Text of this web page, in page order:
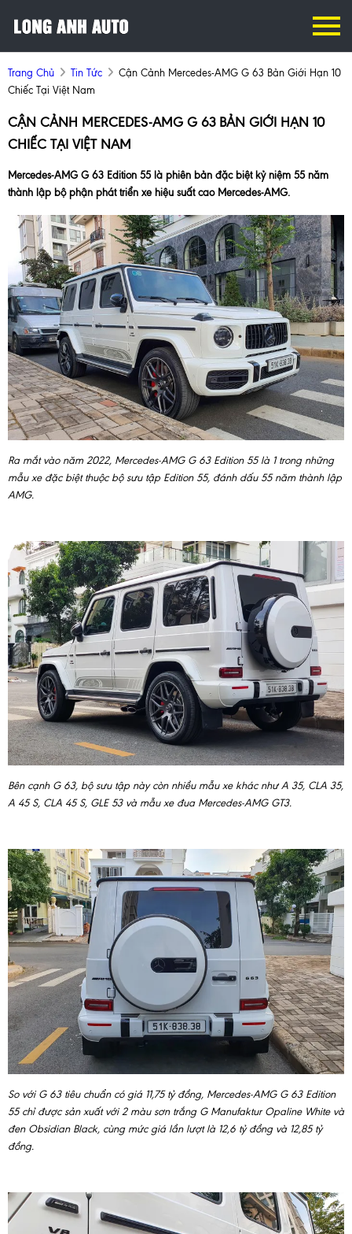
Trang Chủ Tin Tức
Cận Cảnh Mercedes-AMG G 63 Bản Giới Hạn 10
Chiếc Tại Việt Nam
CẬN CẢNH MERCEDES-AMG G 63 BẢN GIỚI HẠN 10
CHIẾC TẠI VIỆT NAM
Mercedes-AMG G 63 Edition 55 là phiên bản đặc biệt kỷ niệm 55 năm
thành lập bộ phận phát triển xe hiệu suất cao Mercedes-AMG.
Ra mắt vào năm 2022, Mercedes-AMG G 63 Edition 55 là 1 trong những
mẫu xe đặc biệt thuộc bộ sưu tập Edition 55, đánh dấu 55 năm thành lập
AMG.
Bên cạnh G 63, bộ sưu tập này còn nhiều mẫu xe khác như A 35, CLA 35,
A 45 S, CLA 45 S, GLE 53 và mẫu xe đua Mercedes-AMG GT3.
So với G 63 tiêu chuẩn có giá 11,75 tỷ đồng, Mercedes-AMG G 63 Edition
55 chỉ được sản xuất với 2 màu sơn trắng G Manufaktur Opaline White và
đen Obsidian Black, cùng mức giá lần lượt là 12,6 tỷ đồng và 12,85 tỷ
đồng.